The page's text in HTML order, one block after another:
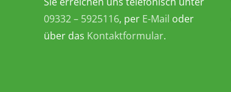
09332 – 5925116, per E-Mail oder
über das Kontaktformular.